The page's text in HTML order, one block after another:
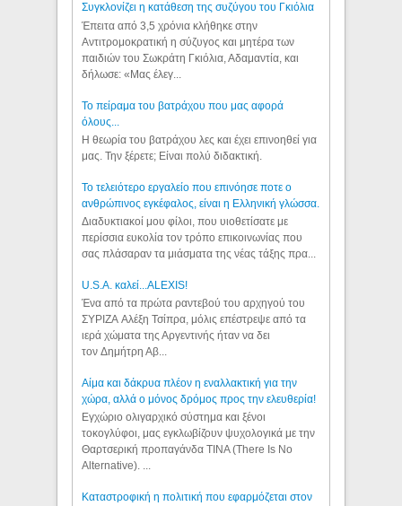
Συγκλονίζει η κατάθεση της συζύγου του Γκιόλια
Έπειτα από 3,5 χρόνια κλήθηκε στην
Αντιτρομοκρατική η σύζυγος και μητέρα των
παιδιών του Σωκράτη Γκιόλια, Αδαμαντία, και
δήλωσε: «Μας έλεγ...
Το πείραμα του βατράχου που μας αφορά
όλους...
Η θεωρία του βατράχου λες και έχει επινοηθεί για
μας. Την ξέρετε; Είναι πολύ διδακτική.
Το τελειότερο εργαλείο που επινόησε ποτε ο
ανθρώπινος εγκέφαλος, είναι η Ελληνική γλώσσα.
Διαδυκτιακοί μου φίλοι, που υιοθετίσατε με
περίσσια ευκολία τον τρόπο επικοινωνίας που
σας πλάσαραν τα μιάσματα της νέας τάξης πρα...
U.S.A. καλεί...ALEXIS!
Ένα από τα πρώτα ραντεβού του αρχηγού του
ΣΥΡΙΖΑ Αλέξη Τσίπρα, μόλις επέστρεψε από τα
ιερά χώματα της Αργεντινής ήταν να δει
τον Δημήτρη Αβ...
Αίμα και δάκρυα πλέον η εναλλακτική για την
χώρα, αλλά ο μόνος δρόμος προς την ελευθερία!
Εγχώριο ολιγαρχικό σύστημα και ξένοι
τοκογλύφοι, μας εγκλωβίζουν ψυχολογικά με την
Θαρτσερική προπαγάνδα TINA (There Is No
Alternative). ...
Καταστροφική η πολιτική που εφαρμόζεται στον